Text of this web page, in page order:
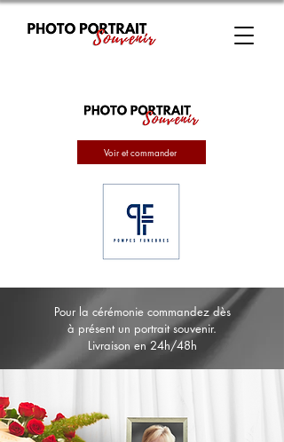
Voir et commander
Pour la cérémonie commandez dès
à présent un portrait souvenir.
Livraison en 24h/48h